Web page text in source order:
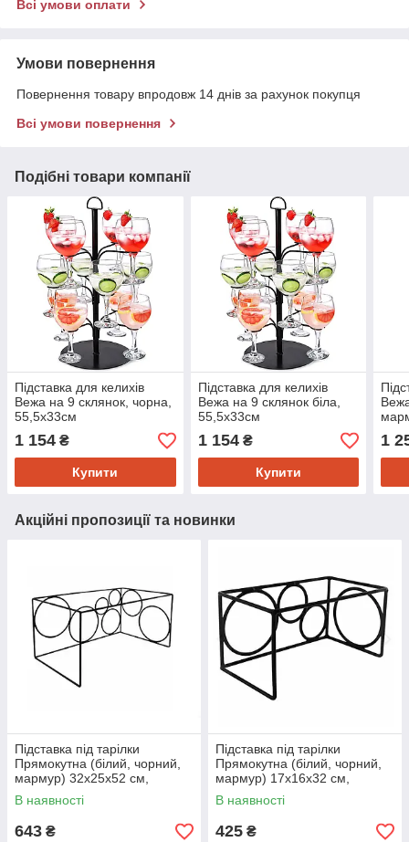
Всі умови оплати
Умови повернення
Повернення товару впродовж 14 днів за рахунок покупця
Всі умови повернення
Подібні товари компанії
Підставка для келихів
Вежа на 9 склянок, чорна,
55,5х33см
1 154 ₴
Купити
Підставка для келихів
Вежа на 9 склянок біла,
55,5х33см
1 154₴
Купити
1
Акційні пропозиції та новинки
Підставка під тарілки
Прямокутна (білий, чорний,
мармур) 32х25х52 см,
металева, для сервірування і
декору
В наявності
643 ₴
Підставка під тарілки
Прямокутна (білий, чорний,
мармур) 17х16х32 см,
металева, для сервірування і
декору
В наявності
425 ₴